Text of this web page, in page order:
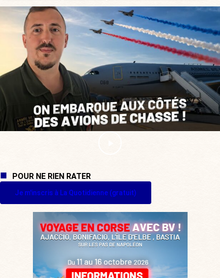
POUR NE RIEN RATER
Je m'inscris à La Quotidienne (gratuit)